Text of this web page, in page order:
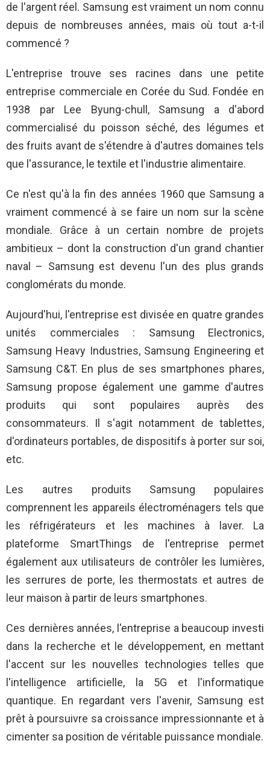
de l'argent réel. Samsung est vraiment un nom connu
depuis de nombreuses années, mais où tout a-t-il
commencé ?
L'entreprise trouve ses racines dans une petite
entreprise commerciale en Corée du Sud. Fondée en
1938 par Lee Byung-chull, Samsung a d'abord
commercialisé du poisson séché, des légumes et
des fruits avant de s'étendre à d'autres domaines tels
que l'assurance, le textile et l'industrie alimentaire.
Ce n'est qu'à la fin des années 1960 que Samsung a
vraiment commencé à se faire un nom sur la scène
mondiale. Grâce à un certain nombre de projets
ambitieux – dont la construction d'un grand chantier
naval – Samsung est devenu l'un des plus grands
conglomérats du monde.
Aujourd'hui, l'entreprise est divisée en quatre grandes
unités commerciales : Samsung Electronics,
Samsung Heavy Industries, Samsung Engineering et
Samsung C&T. En plus de ses smartphones phares,
Samsung propose également une gamme d'autres
produits qui sont populaires auprès des
consommateurs. Il s'agit notamment de tablettes,
d'ordinateurs portables, de dispositifs à porter sur soi,
etc.
Les autres produits Samsung populaires
comprennent les appareils électroménagers tels que
les réfrigérateurs et les machines à laver. La
plateforme SmartThings de l'entreprise permet
également aux utilisateurs de contrôler les lumières,
les serrures de porte, les thermostats et autres de
leur maison à partir de leurs smartphones.
Ces dernières années, l'entreprise a beaucoup investi
dans la recherche et le développement, en mettant
l'accent sur les nouvelles technologies telles que
l'intelligence artificielle, la 5G et l'informatique
quantique. En regardant vers l'avenir, Samsung est
prêt à poursuivre sa croissance impressionnante et à
cimenter sa position de véritable puissance mondiale.